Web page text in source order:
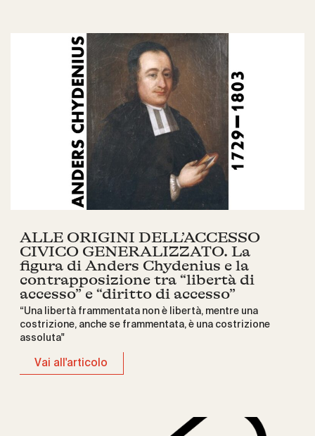
ALLE ORIGINI DELL’ACCESSO
CIVICO GENERALIZZATO. La
figura di Anders Chydenius e la
contrapposizione tra “libertà di
accesso” e “diritto di accesso”
“Una libertà frammentata non è libertà, mentre una
costrizione, anche se frammentata, è una costrizione
assoluta"
Vai all'articolo